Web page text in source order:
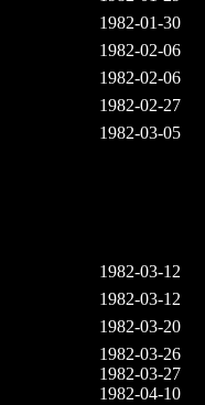
1982-01-30
1982-02-06
1982-02-06
1982-02-27
1982-03-05
1982-03-12
1982-03-12
1982-03-20
1982-03-26
1982-03-27
1982-04-10